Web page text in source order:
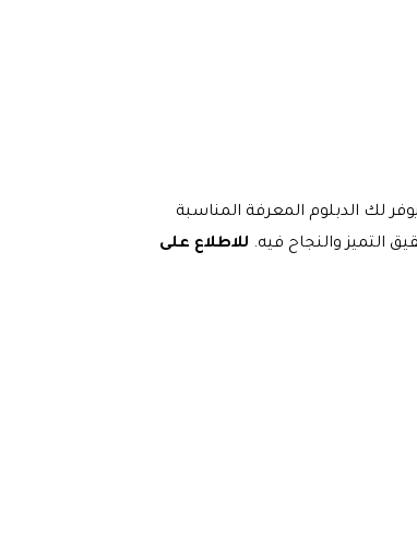
لك الدبلوم المعرفة المناسبة
التميز والنجاح فيه. للاطلاع على